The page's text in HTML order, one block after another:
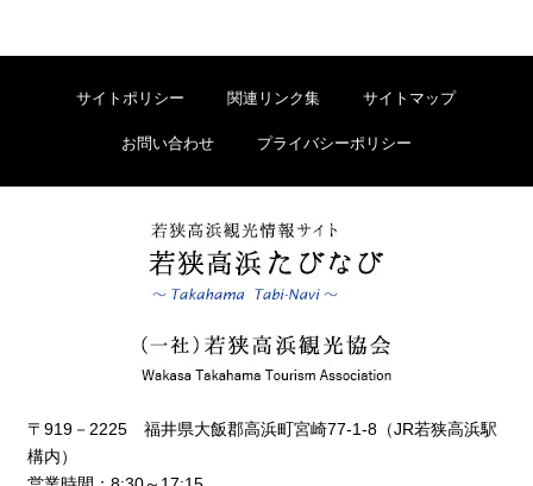
サイトポリシー 関連リンク集 サイトマップ
お問い合わせ プライバシーポリシー
〒919－2225 福井県大飯郡高浜町宮崎77-1-8（JR若狭高浜駅
構内）